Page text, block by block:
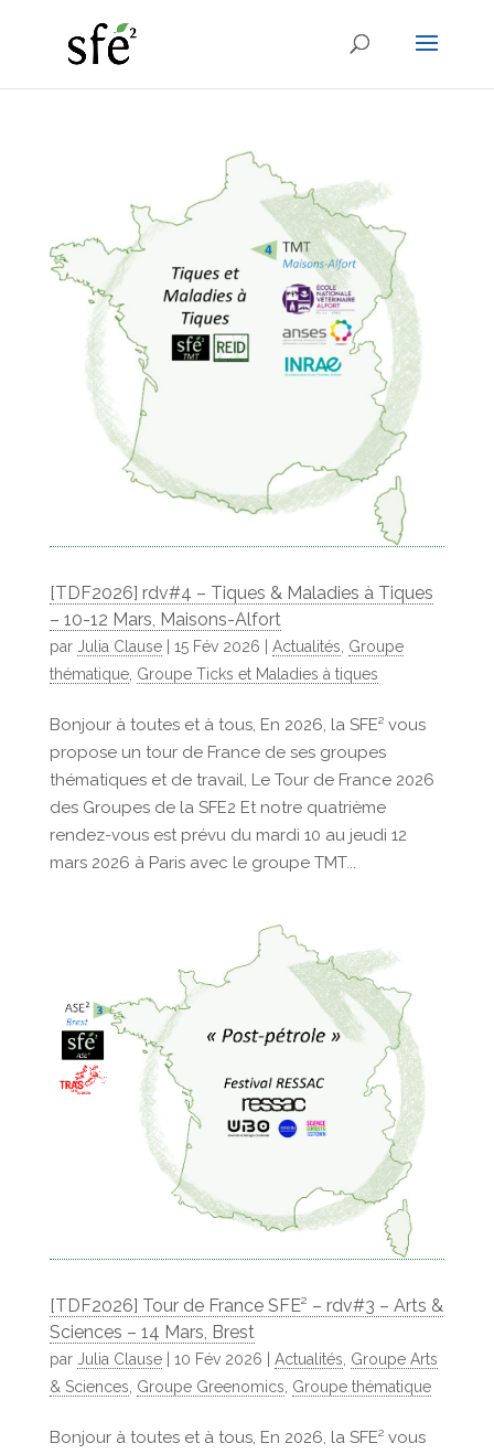
[TDF2026] rdv#4 – Tiques & Maladies à Tiques
– 10-12 Mars, Maisons-Alfort
par Julia Clause| 15 Fév 2026 Actualités Groupe
thématique, Groupe Ticks et Maladies à tiques
Bonjour à toutes et à tous, En 2026, la SFE² vous
propose un tour de France de ses groupes
thématiques et de travail, Le Tour de France 2026
des Groupes de la SFE2 Et notre quatrième
rendez-vous est prévu du mardi 10 au jeudi 12
mars 2026 à Paris avec le groupe TMT...
[TDF2026] Tour de France SFE² – rdv#3 – Arts &
Sciences – 14 Mars, Brest
par Julia Clause| 10 Fév 2026 Actualités, Groupe Arts
& Sciences, Groupe Greenomics, Groupe thématique
Bonjour à toutes et à tous, En 2026, la SFE² vous